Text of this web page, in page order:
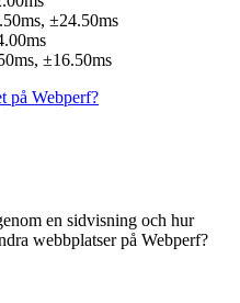
±24.50ms
±16.50ms
på Webperf?
en sidvisning och hur
webbplatser på Webperf?